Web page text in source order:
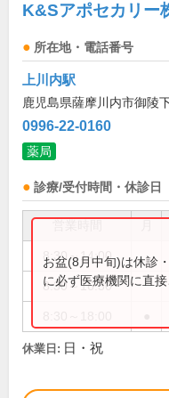
K&Sアポセカリー
所在地・電話番号
上川内駅
鹿児島県薩摩川内市御陵
0996-22-0160
薬局
診療/受付時間・休診日
8:30～14:00
8:30～16:30
お盆(8月中旬)は休診
に必ず医療機関に直接
休業日: 日・祝